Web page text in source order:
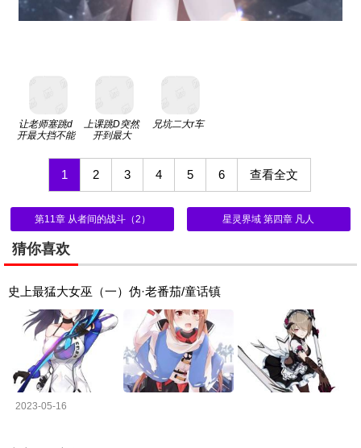
让老师塞跳d
开最大挡不能
上课跳D突然
开到最大
兄坑二大r车
1 2 3 4 5 6 查看全文
第11章 从者间的战斗（2） 星灵界域 第四章 凡人
猜你喜欢
史上最猛大女巫（一）伪·老番茄/童话镇
2023-05-16